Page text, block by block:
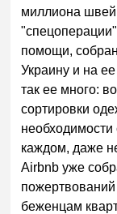
миллиона
помощи,
Украину и на
так ее много:
сортировки
необходимости
каждом, даже
Airbnb уже
беженцам